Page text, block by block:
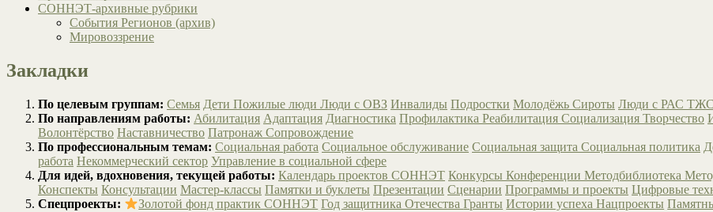
СОННЭТ-архивные рубрики
События Регионов (архив)
Мировоззрение
Закладки
По целевым группам: Семья Дети Пожилые люди Люди с ОВЗ Инвалиды Подростки Молодёжь Сироты Люди с РАС ТЖС
По направлениям работы: Абилитация Адаптация Диагностика Профилактика Реабилитация Социализация Творчество
Волонтёрство Наставничество Патронаж Сопровождение
По профессиональным темам: Социальная работа Социальное обслуживание Социальная защита Социальная политика
работа Некоммерческий сектор Управление в социальной сфере
Для идей, вдохновения, текущей работы: Календарь проектов СОННЭТ Конкурсы Конференции Методбиблиотека
Конспекты Консультации Мастер-классы Памятки и буклеты Презентации Сценарии Программы и проекты Цифровые
Спецпроекты:
Золотой фонд практик СОННЭТ Год защитника ОтечестваГранты Истории успехаНацпроекты